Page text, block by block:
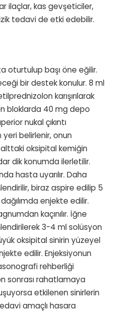
ilaçlar, kas gevşeticiler,
tedavi de etki edebilir.
oturtulup başı öne eğilir.
bir destek konulur. 8 ml
karışırılarak
bloklarda 40 mg depo
nukal çıkıntı
belirlenir, onun
oksipital kemiğin
dik konumda ilerletilir.
hasta uyarılır. Daha
biraz aspire edilip 5
enjekte edilir.
kaçınılır. İğne
3-4 ml solüsyon
oksipital sinirin yüzeyel
edilir. Enjeksiyonun
rehberliği
sonrası rahatlamaya
etkilenen sinirlerin
amaçlı hasara